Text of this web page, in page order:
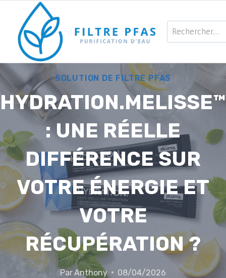
contenu
Rechercher :
SOLUTION DE FILTRE PFAS
HYDRATION.MELISSE™
: UNE RÉELLE
DIFFÉRENCE SUR
VOTRE ÉNERGIE ET
VOTRE
RÉCUPÉRATION ?
ParAnthony 08/04/2026